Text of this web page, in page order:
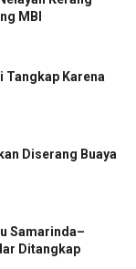
MBI
Tangkap Karena
Diserang Buaya
Samarinda–
Ditangkap